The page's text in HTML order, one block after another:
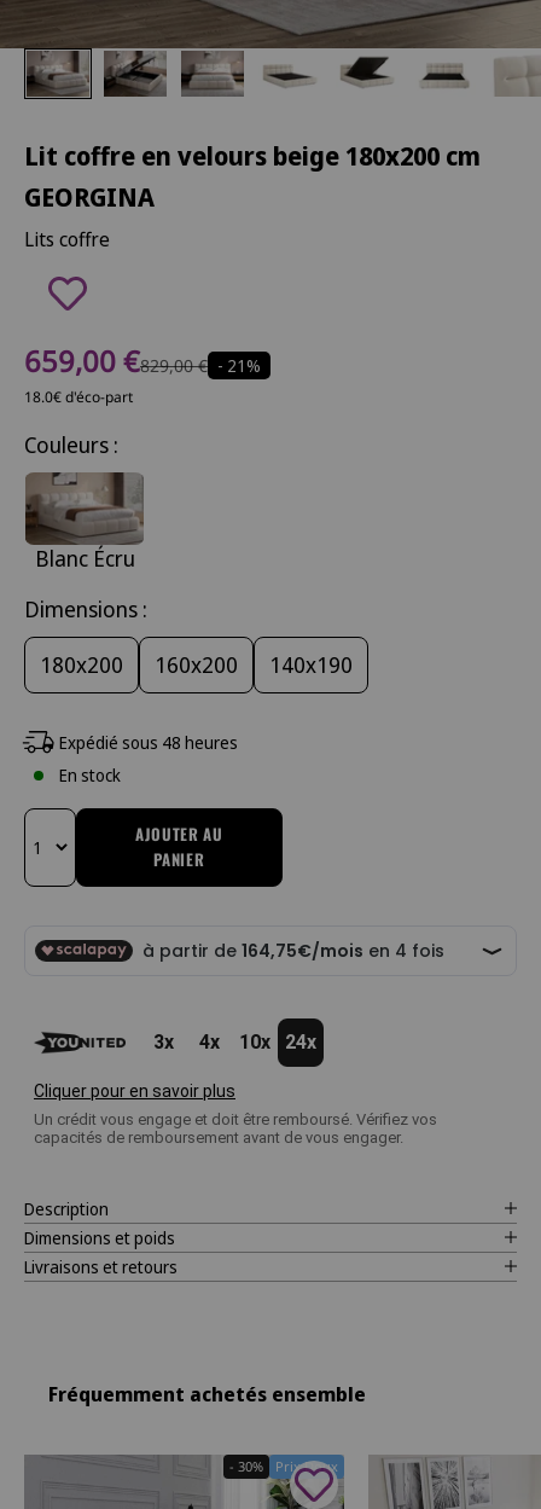
Lit coffre en velours beige 180x200 cm
GEORGINA
Lits coffre
Prix de vente
659,00 €Prix normal
829,00 € - 21%
18.0€ d'éco-part
Couleurs :
Blanc Écru
Dimensions :
180x200
160x200 140x190
Expédié sous 48 heures
En stock
Changer la quantité
AJOUTER AU
PANIER
3x 4x 10x 24x
Cliquer pour en savoir plus
Un crédit vous engage et doit être remboursé. Vérifiez vos
capacités de remboursement avant de vous engager.
Description
Dimensions et poids
Livraisons et retours
Fréquemment achetés ensemble
Prix Doux
- 30%